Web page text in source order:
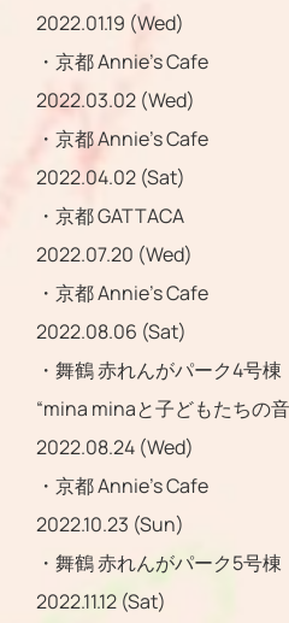
2022.01.19 (Wed)
・京都 Annie’s Cafe
2022.03.02 (Wed)
・京都 Annie’s Cafe
2022.04.02 (Sat)
・京都 GATTACA
2022.07.20 (Wed)
・京都 Annie’s Cafe
2022.08.06 (Sat)
・舞鶴 赤れんがパーク4号棟
“mina minaと子どもたちの
2022.08.24 (Wed)
・京都 Annie’s Cafe
2022.10.23 (Sun)
・舞鶴 赤れんがパーク5号棟
2022.11.12 (Sat)